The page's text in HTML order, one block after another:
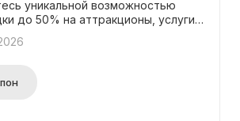
уникальной возможностью
до 50% на аттракционы, услуги,
доступна на нашей
не требуется ввод промокода.